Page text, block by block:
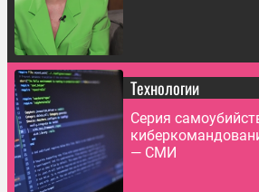
Технологии
Серия
— СМИ